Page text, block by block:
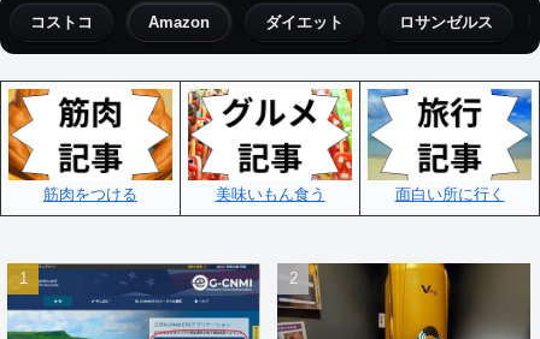
コストコ Amazon ダイエット ロサンゼルス
筋肉をつける 美味いもん食う 面白い所に行く